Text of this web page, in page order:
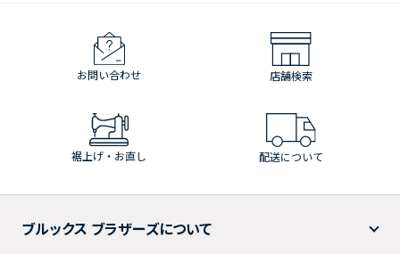
お問い合わせ 店舗検索
裾上げ・お直し 配送について
ブルックス ブラザーズについて